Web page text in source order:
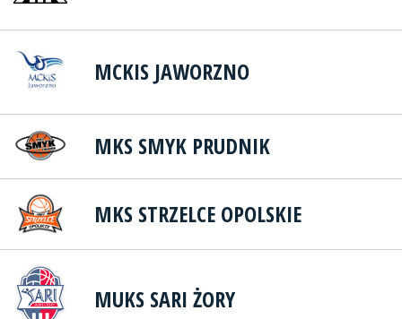
MCKIS JAWORZNO
MKS SMYK PRUDNIK
MKS STRZELCE OPOLSKIE
MUKS SARI ŻORY